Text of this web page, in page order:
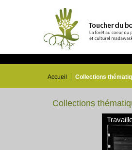
Accueil Collections
Collections